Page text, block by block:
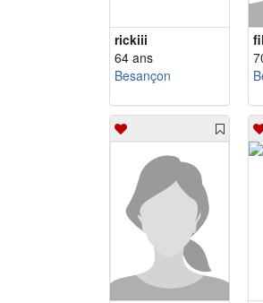
rickiii
64 ans
Besançon